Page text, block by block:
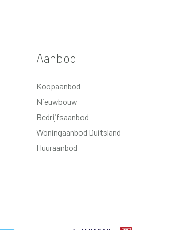
Aanbod
Koopaanbod
Nieuwbouw
Bedrijfsaanbod
Woningaanbod Duitsland
Huuraanbod